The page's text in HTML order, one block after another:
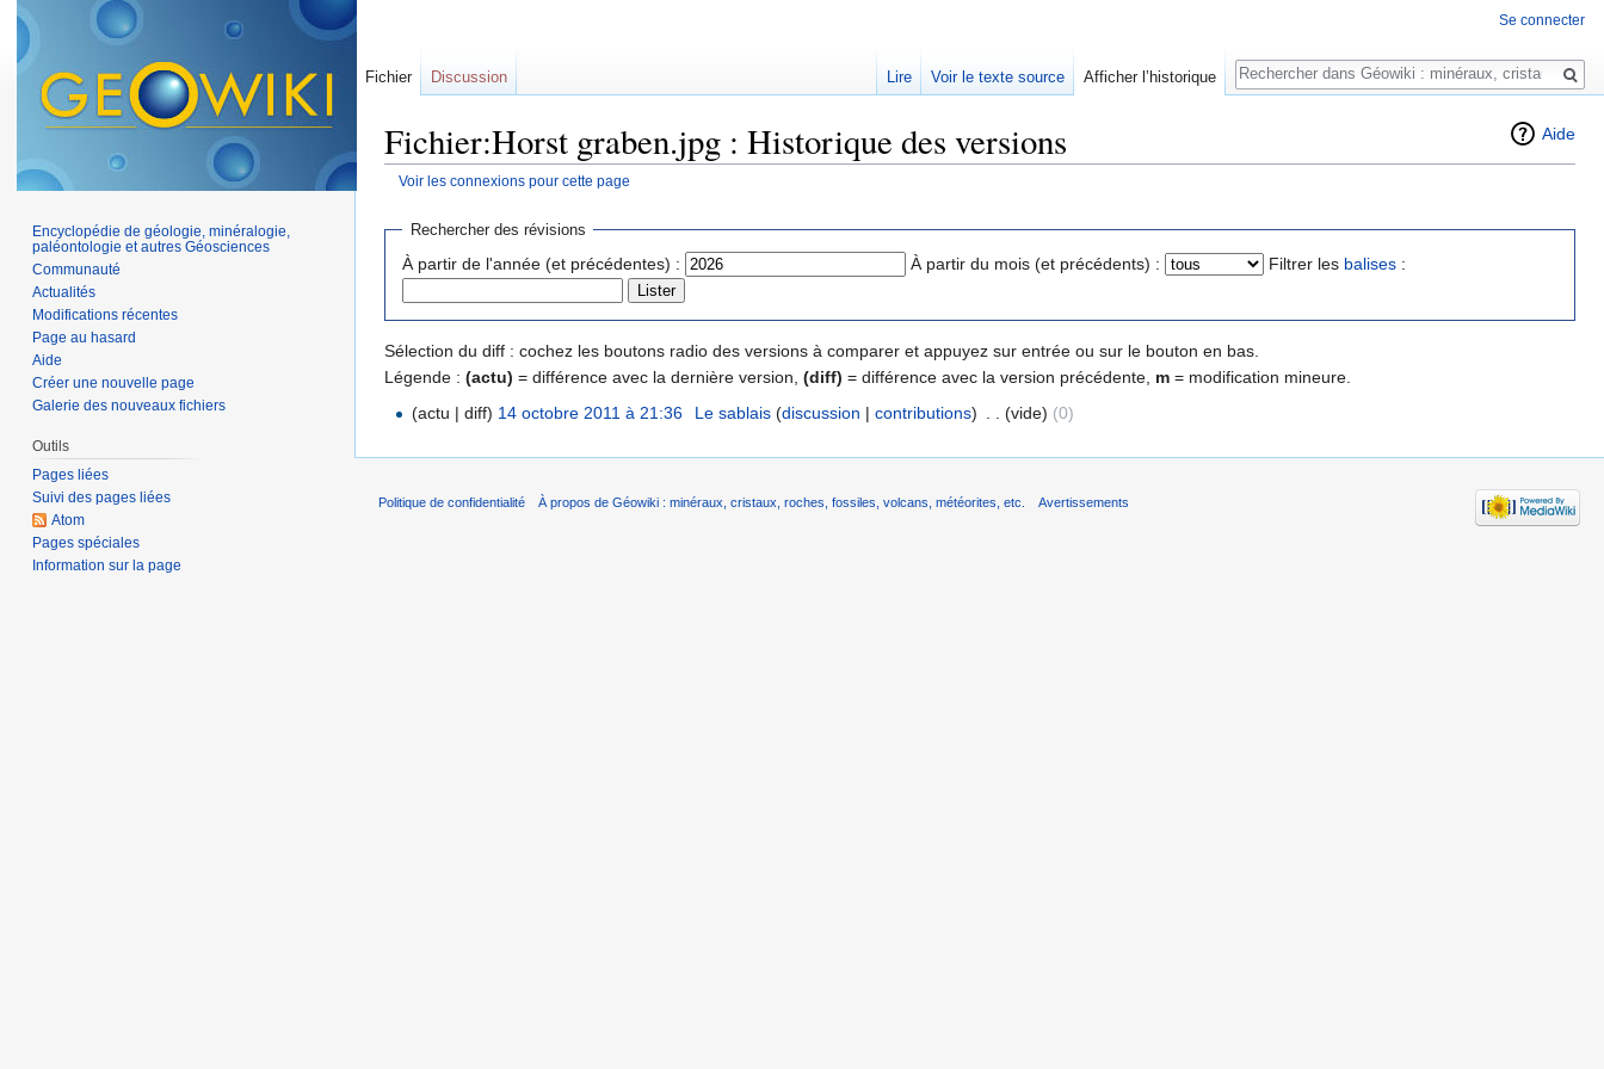
Aide
Fichier:Horst graben.jpg : Historique des versions
Voir les connexions pour cette page
Rechercher des révisions
À partir de l'année (et précédentes) : À partir du mois (et précédents) : Filtrer les balises :
Sélection du diff : cochez les boutons radio des versions à comparer et appuyez sur entrée ou sur le bouton en bas.
Légende : (actu) = différence avec la dernière version, (diff) = différence avec la version précédente, m = modification mineure.
(actu | diff) 14 octobre 2011 à 21:36 Le sablais (discussion | contributions) (vide) (0)
Se connecter
Fichier Discussion Lire Voir le texte source Afficher l’historique
Rechercher
Encyclopédie de géologie, minéralogie,
paléontologie et autres Géosciences
Communauté
Actualités
Modifications récentes
Page au hasard
Aide
Créer une nouvelle page
Galerie des nouveaux fichiers
Outils
Pages liées
Suivi des pages liées
Atom
Pages spéciales
Information sur la page
Politique de confidentialité À propos de Géowiki : minéraux, cristaux, roches, fossiles, volcans, météorites, etc. Avertissements